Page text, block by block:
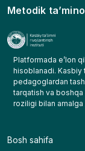
Metodik
Platformada e’lon
hisoblanadi. Kasbiy
pedagoglardan
tarqatish va
roziligi bilan amalga
Bosh sahifa